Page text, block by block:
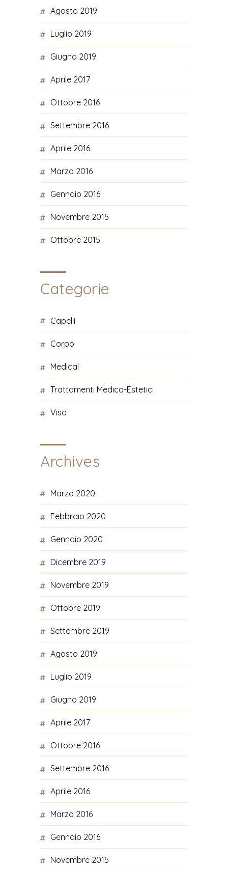
Agosto 2019
Luglio 2019
Giugno 2019
Aprile 2017
Ottobre 2016
Settembre 2016
Aprile 2016
Marzo 2016
Gennaio 2016
Novembre 2015
Ottobre 2015
Categorie
Capelli
Corpo
Medical
Trattamenti Medico-Estetici
Viso
Archives
Marzo 2020
Febbraio 2020
Gennaio 2020
Dicembre 2019
Novembre 2019
Ottobre 2019
Settembre 2019
Agosto 2019
Luglio 2019
Giugno 2019
Aprile 2017
Ottobre 2016
Settembre 2016
Aprile 2016
Marzo 2016
Gennaio 2016
Novembre 2015